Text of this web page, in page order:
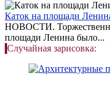
Каток на площади
НОВОСТИ.
площади Ленина было...
Случайная зарисовка: